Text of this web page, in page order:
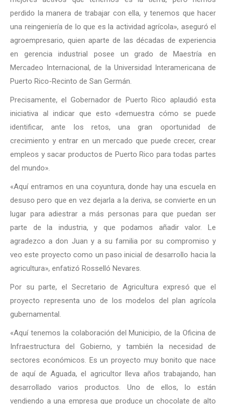
perdido la manera de trabajar con ella, y tenemos que hacer
una reingeniería de lo que es la actividad agrícola», aseguró el
agroempresario, quien aparte de las décadas de experiencia
en gerencia industrial posee un grado de Maestría en
Mercadeo Internacional, de la Universidad Interamericana de
Puerto Rico-Recinto de San Germán.
Precisamente, el Gobernador de Puerto Rico aplaudió esta
iniciativa al indicar que esto «demuestra cómo se puede
identificar, ante los retos, una gran oportunidad de
crecimiento y entrar en un mercado que puede crecer, crear
empleos y sacar productos de Puerto Rico para todas partes
del mundo».
«Aquí entramos en una coyuntura, donde hay una escuela en
desuso pero que en vez dejarla a la deriva, se convierte en un
lugar para adiestrar a más personas para que puedan ser
parte de la industria, y que podamos añadir valor. Le
agradezco a don Juan y a su familia por su compromiso y
veo este proyecto como un paso inicial de desarrollo hacia la
agricultura», enfatizó Rosselló Nevares.
Por su parte, el Secretario de Agricultura expresó que el
proyecto representa uno de los modelos del plan agrícola
gubernamental.
«Aquí tenemos la colaboración del Municipio, de la Oficina de
Infraestructura del Gobierno, y también la necesidad de
sectores económicos. Es un proyecto muy bonito que nace
de aquí de Aguada, el agricultor lleva años trabajando, han
desarrollado varios productos. Uno de ellos, lo están
vendiendo a una empresa que produce un chocolate de alto